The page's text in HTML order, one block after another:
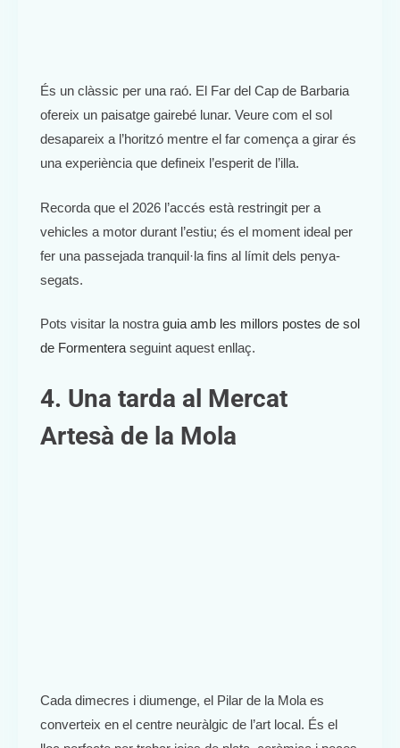
És un clàssic per una raó. El Far del Cap de Barbaria
ofereix un paisatge gairebé lunar. Veure com el sol
desapareix a l’horitzó mentre el far comença a girar és
una experiència que defineix l’esperit de l’illa.
Recorda que el 2026 l’accés està restringit per a
vehicles a motor durant l’estiu; és el moment ideal per
fer una passejada tranquil·la fins al límit dels penya-
segats.
Pots visitar la nostra guia amb les millors postes de sol
de Formentera seguint aquest enllaç.
4. Una tarda al Mercat
Artesà de la Mola
Cada dimecres i diumenge, el Pilar de la Mola es
converteix en el centre neuràlgic de l’art local. És el